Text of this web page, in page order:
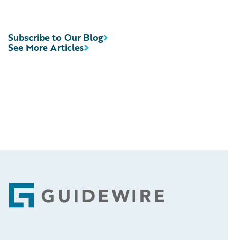
See More Articles
Subscribe to Our Blog
Footer